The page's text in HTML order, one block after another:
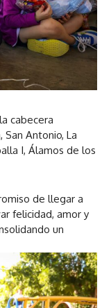
cabecera
San Antonio, La
I, Álamos de los
de llegar a
felicidad, amor y
un